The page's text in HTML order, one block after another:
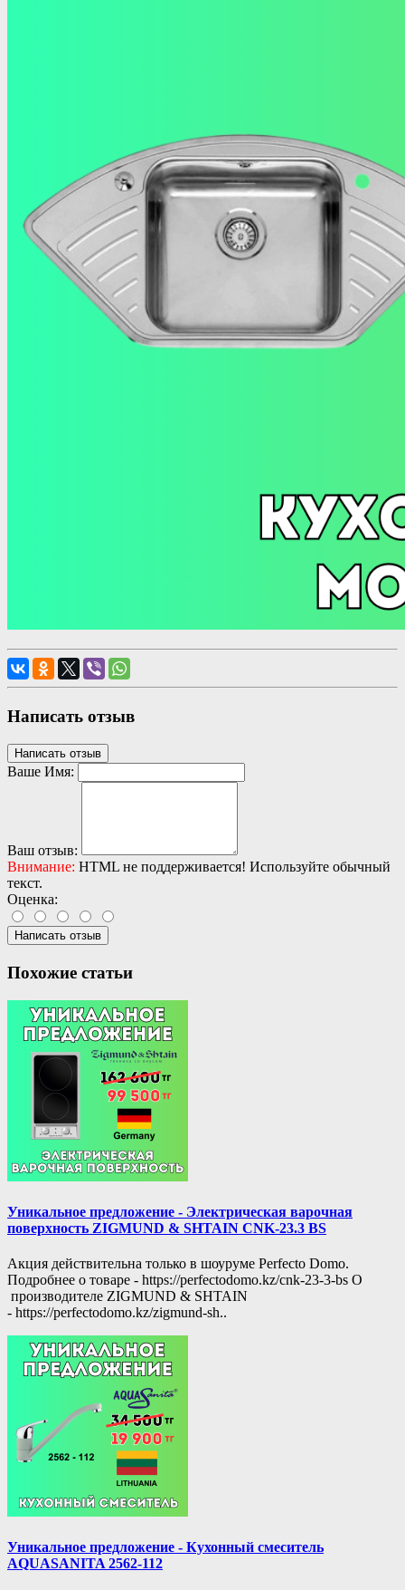
Написать отзыв
Написать отзыв
Ваше Имя:
Ваш отзыв:
Внимание: HTML не поддерживается! Используйте обычный
текст.
Оценка:
Написать отзыв
Похожие статьи
Уникальное предложение - Электрическая варочная
поверхность ZIGMUND & SHTAIN CNK-23.3 BS
Акция действительна только в шоуруме Perfecto Domo.
Подробнее о товаре - https://perfectodomo.kz/cnk-23-3-bs О
производителе ZIGMUND & SHTAIN
- https://perfectodomo.kz/zigmund-sh..
Уникальное предложение - Кухонный смеситель
AQUASANITA 2562-112